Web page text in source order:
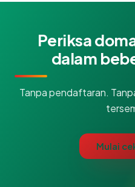
Periksa
dalam
Tanpa pendaftaran.
Mulai